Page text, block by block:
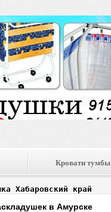
Кровати тумбы
Хабаровский край
в Амурске